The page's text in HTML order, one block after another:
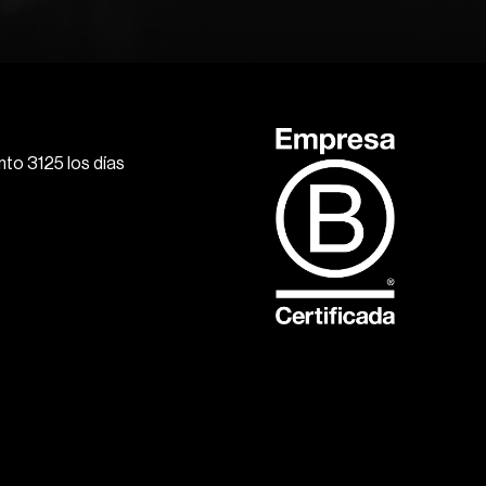
3125 los días